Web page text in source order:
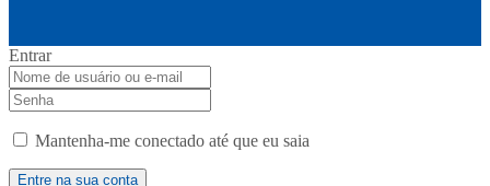
Entrar
Mantenha-me conectado até que eu saia